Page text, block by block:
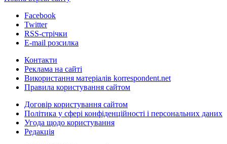
Facebook
Twitter
RSS-стрічки
E-mail розсилка
Контакти
Реклама на сайті
Використання матеріалів korrespondent.net
Правила користування сайтом
Договір користування сайтом
Політика у сфері конфіденційності і персональних даних
Угода щодо користування
Редакція